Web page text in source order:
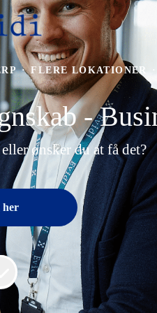
· FLERE LOKATIONER
-
ønsker du at få det?
her